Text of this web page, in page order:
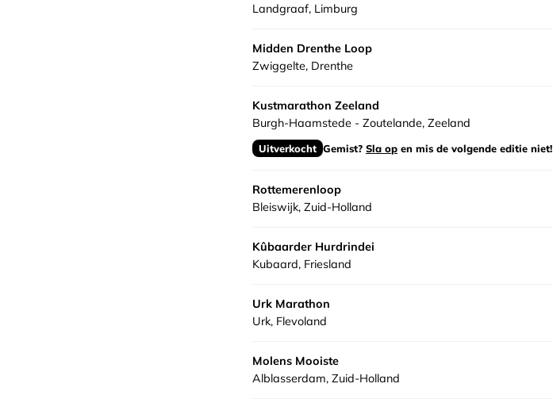
Landgraaf, Limburg
Midden Drenthe Loop
Zwiggelte, Drenthe
Kustmarathon Zeeland
Burgh-Haamstede - Zoutelande, Zeeland
Uitverkocht Gemist? Sla op en mis de volgende editie niet!
Rottemerenloop
Bleiswijk, Zuid-Holland
Kûbaarder Hurdrindei
Kubaard, Friesland
Urk Marathon
Urk, Flevoland
Molens Mooiste
Alblasserdam, Zuid-Holland